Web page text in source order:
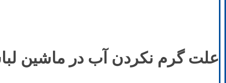
علت گرم نکردن آب در ماشین